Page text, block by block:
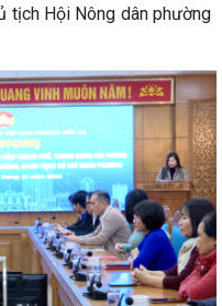
tịch Hội Nông dân phường